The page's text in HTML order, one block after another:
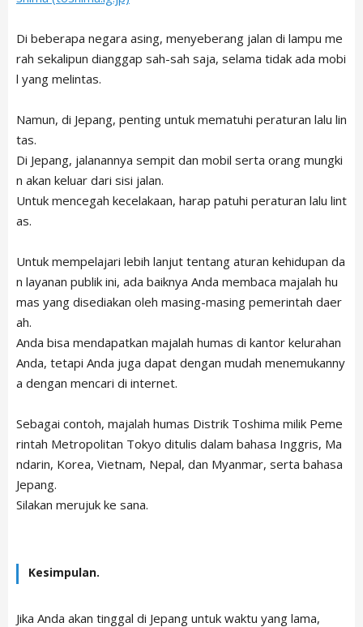
Di beberapa negara asing, menyeberang jalan di lampu me
rah sekalipun dianggap sah-sah saja, selama tidak ada mobi
l yang melintas.
Namun, di Jepang, penting untuk mematuhi peraturan lalu lin
tas.
Di Jepang, jalanannya sempit dan mobil serta orang mungki
n akan keluar dari sisi jalan.
Untuk mencegah kecelakaan, harap patuhi peraturan lalu lint
as.
Untuk mempelajari lebih lanjut tentang aturan kehidupan da
n layanan publik ini, ada baiknya Anda membaca majalah hu
mas yang disediakan oleh masing-masing pemerintah daer
ah.
Anda bisa mendapatkan majalah humas di kantor kelurahan
Anda, tetapi Anda juga dapat dengan mudah menemukanny
a dengan mencari di internet.
Sebagai contoh, majalah humas Distrik Toshima milik Peme
rintah Metropolitan Tokyo ditulis dalam bahasa Inggris, Ma
ndarin, Korea, Vietnam, Nepal, dan Myanmar, serta bahasa
Jepang.
Silakan merujuk ke sana.
Kesimpulan.
Jika Anda akan tinggal di Jepang untuk waktu yang lama,